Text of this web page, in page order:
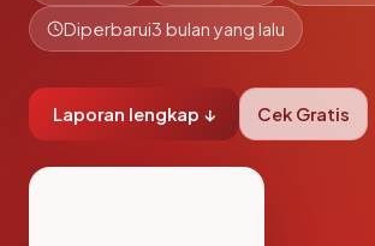
Diperbarui3 bulan yang lalu
Laporan lengkap ↓ Cek Gratis